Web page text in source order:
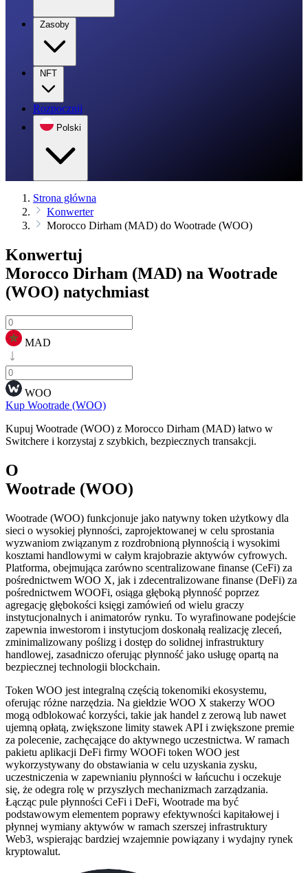
Zasoby
NFT
Rozpocznij
Polski
Strona główna
Konwerter
Morocco Dirham (MAD) do Wootrade (WOO)
Konwertuj
Morocco Dirham (MAD) na Wootrade
(WOO) natychmiast
MAD
WOO
Kup Wootrade (WOO)
Kupuj Wootrade (WOO) z Morocco Dirham (MAD) łatwo w
Switchere i korzystaj z szybkich, bezpiecznych transakcji.
O
Wootrade (WOO)
Wootrade (WOO) funkcjonuje jako natywny token użytkowy dla
sieci o wysokiej płynności, zaprojektowanej w celu sprostania
wyzwaniom związanym z rozdrobnioną płynnością i wysokimi
kosztami handlowymi w całym krajobrazie aktywów cyfrowych.
Platforma, obejmująca zarówno scentralizowane finanse (CeFi) za
pośrednictwem WOO X, jak i zdecentralizowane finanse (DeFi) za
pośrednictwem WOOFi, osiąga głęboką płynność poprzez
agregację głębokości księgi zamówień od wielu graczy
instytucjonalnych i animatorów rynku. To wyrafinowane podejście
zapewnia inwestorom i instytucjom doskonałą realizację zleceń,
zminimalizowany poślizg i dostęp do solidnej infrastruktury
handlowej, zasadniczo oferując płynność jako usługę opartą na
bezpiecznej technologii blockchain.
Token WOO jest integralną częścią tokenomiki ekosystemu,
oferując różne narzędzia. Na giełdzie WOO X stakerzy WOO
mogą odblokować korzyści, takie jak handel z zerową lub nawet
ujemną opłatą, zwiększone limity stawek API i zwiększone premie
za polecenie, zachęcające do aktywnego uczestnictwa. W ramach
pakietu aplikacji DeFi firmy WOOFi token WOO jest
wykorzystywany do obstawiania w celu uzyskania zysku,
uczestniczenia w zapewnianiu płynności w łańcuchu i oczekuje
się, że odegra rolę w przyszłych mechanizmach zarządzania.
Łącząc pule płynności CeFi i DeFi, Wootrade ma być
podstawowym elementem poprawy efektywności kapitałowej i
płynnej wymiany aktywów w ramach szerszej infrastruktury
Web3, wspierając bardziej wzajemnie powiązany i wydajny rynek
kryptowalut.